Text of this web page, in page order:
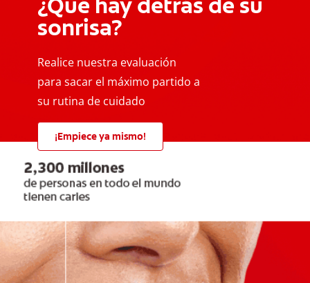
sonrisa?
Realice nuestra evaluación
para sacar el máximo partido a
su rutina de cuidado
¡Empiece ya mismo!